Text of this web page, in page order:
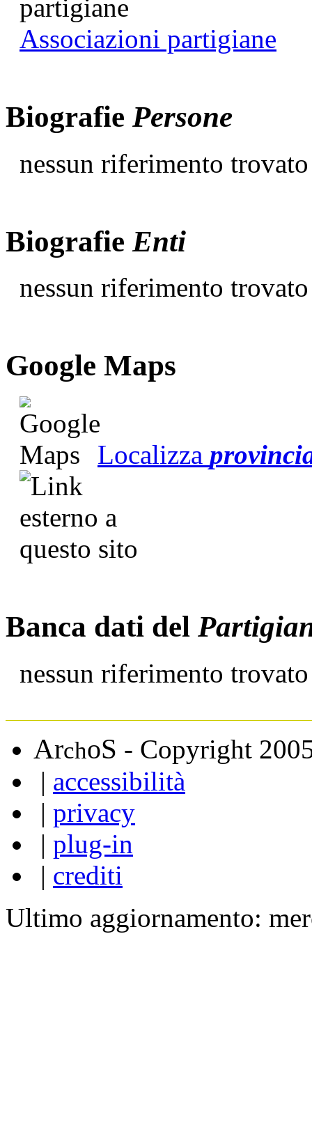
Associazioni partigiane
Biografie Persone
nessun riferimento trovato
Biografie Enti
nessun riferimento trovato
Google Maps
Localizza
Banca dati del
nessun riferimento trovato
ArchoS - Copyright
| accessibilità
| privacy
| plug-in
| crediti
Ultimo aggiornamento: